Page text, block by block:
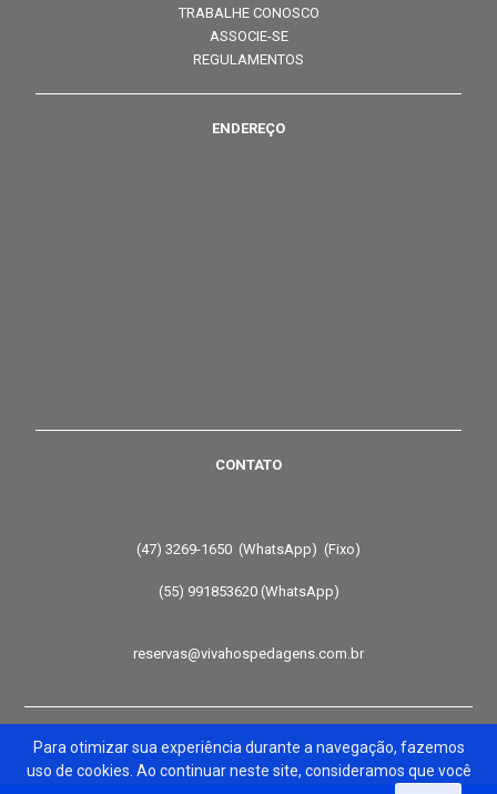
TRABALHE CONOSCO
ASSOCIE-SE
REGULAMENTOS
ENDEREÇO
CONTATO
(47) 3269-1650 (WhatsApp) (Fixo)
(55) 991853620 (WhatsApp)
reservas@vivahospedagens.com.br
Para otimizar sua experiência durante a navegação, fazemos
uso de cookies. Ao continuar neste site, consideramos que você